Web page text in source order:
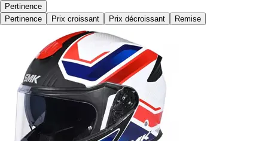
Pertinence
Pertinence
Prix croissant Prix décroissant Remise